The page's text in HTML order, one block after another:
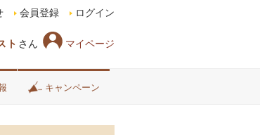
ト さん マイページ
会員登録 ログイン
キャンペーン